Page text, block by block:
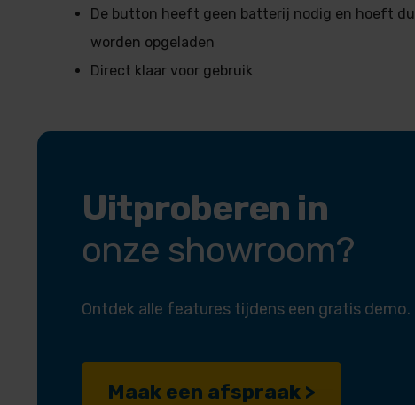
De button heeft geen batterij nodig en hoeft
worden opgeladen
Direct klaar voor gebruik
Uitproberen in
onze showroom?
Ontdek alle features tijdens een gratis demo.
Maak een afspraak >